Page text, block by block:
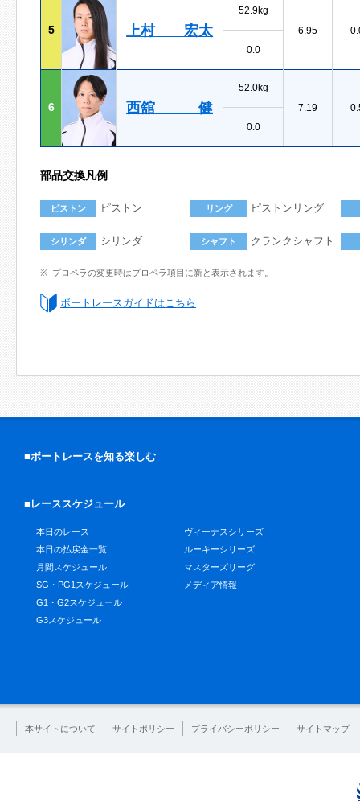
5 上村 宏太
52.9kg
6.95
0.0
6 西舘 健
52.0kg
7.19
0.0
部品交換凡例
ピストン ピストン リング ピストンリング
シリンダ シリンダ シャフト クランクシャフト
プロペラの変更時はプロペラ項目に新と表示されます。
ボートレースガイドはこちら
■ボートレースを知る楽しむ
■レーススケジュール
本日のレース
本日の払戻金一覧
月間スケジュール
SG・PG1スケジュール
G1・G2スケジュール
G3スケジュール
ヴィーナスシリーズ
ルーキーシリーズ
マスターズリーグ
メディア情報
本サイトについて サイトポリシー プライバシーポリシー サイトマップ